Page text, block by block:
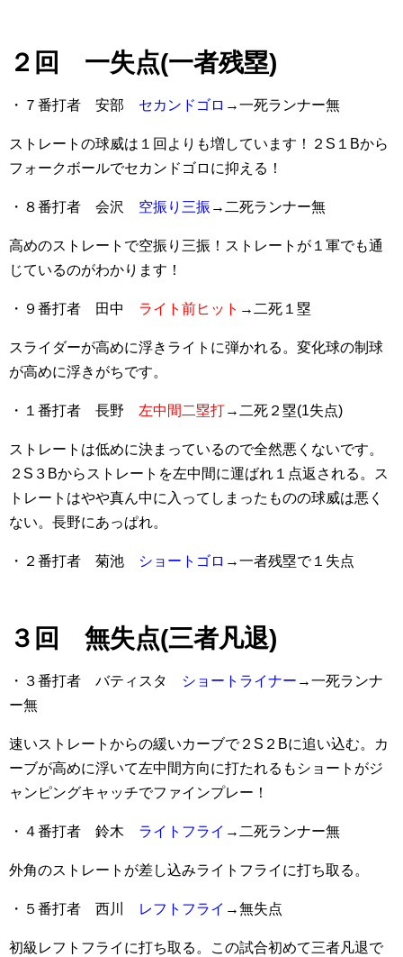
２回 一失点(一者残塁)
・７番打者 安部 セカンドゴロ →一死ランナー無
ストレートの球威は１回よりも増しています！２S１Bから
フォークボールでセカンドゴロに抑える！
・８番打者 会沢 空振り三振 →二死ランナー無
高めのストレートで空振り三振！ストレートが１軍でも通
じているのがわかります！
・９番打者 田中 ライト前ヒット →二死１塁
スライダーが高めに浮きライトに弾かれる。変化球の制球
が高めに浮きがちです。
・１番打者 長野 左中間二塁打→二死２塁(1失点)
ストレートは低めに決まっているので全然悪くないです。
２S３Bからストレートを左中間に運ばれ１点返される。ス
トレートはやや真ん中に入ってしまったものの球威は悪く
ない。長野にあっぱれ。
・２番打者 菊池 ショートゴロ →一者残塁で１失点
３回 無失点(三者凡退)
・３番打者 バティスタ ショートライナー →一死ランナ
ー無
速いストレートからの緩いカーブで２S２Bに追い込む。カ
ーブが高めに浮いて左中間方向に打たれるもショートがジ
ャンピングキャッチでファインプレー！
・４番打者 鈴木 ライトフライ →二死ランナー無
外角のストレートが差し込みライトフライに打ち取る。
・５番打者 西川 レフトフライ →無失点
初級レフトフライに打ち取る。この試合初めて三者凡退で